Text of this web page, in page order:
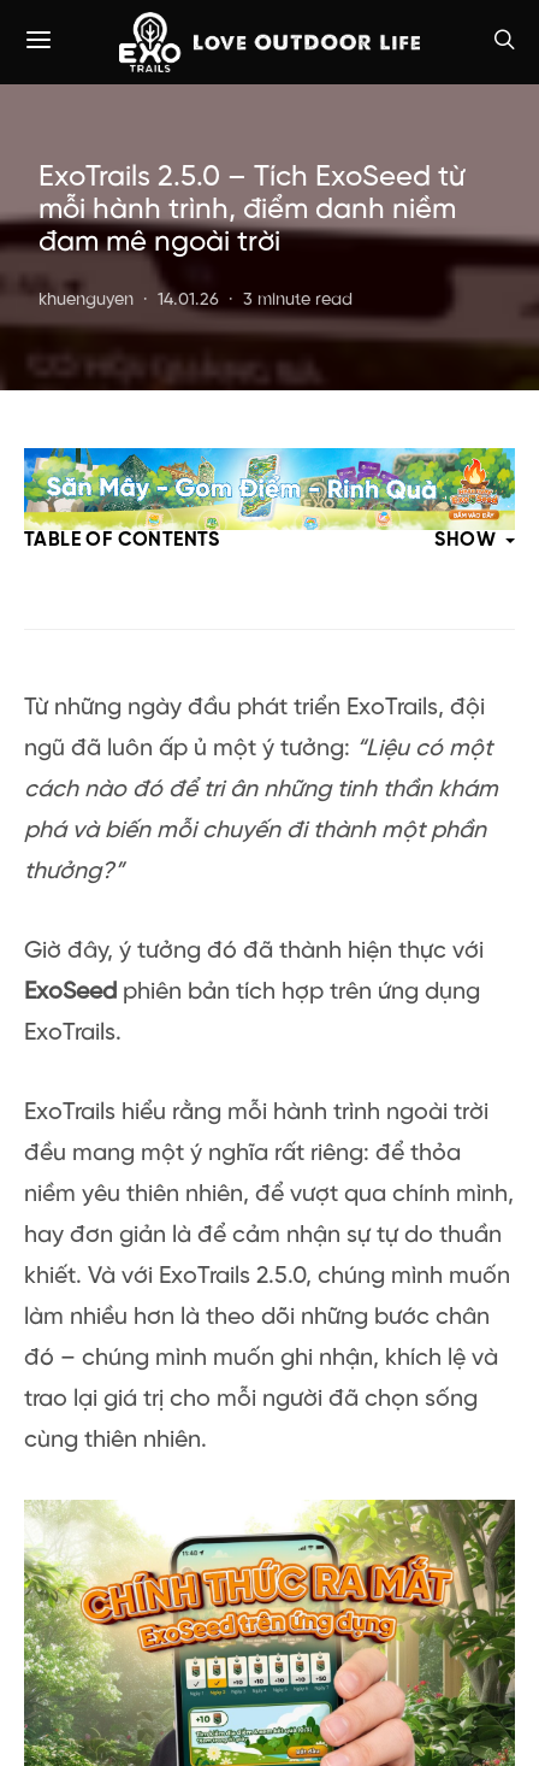
ExoTrails 2.5.0 – Tích ExoSeed từ
mỗi hành trình, điểm danh niềm
đam mê ngoài trời
khuenguyen 14.01.26 3 minute read
TABLE OF CONTENTS SHOW
Từ những ngày đầu phát triển ExoTrails, đội
ngũ đã luôn ấp ủ một ý tưởng: “Liệu có một
cách nào đó để tri ân những tinh thần khám
phá và biến mỗi chuyến đi thành một phần
thưởng?”
Giờ đây, ý tưởng đó đã thành hiện thực với
ExoSeed phiên bản tích hợp trên ứng dụng
ExoTrails.
ExoTrails hiểu rằng mỗi hành trình ngoài trời
đều mang một ý nghĩa rất riêng: để thỏa
niềm yêu thiên nhiên, để vượt qua chính mình,
hay đơn giản là để cảm nhận sự tự do thuần
khiết. Và với ExoTrails 2.5.0, chúng mình muốn
làm nhiều hơn là theo dõi những bước chân
đó – chúng mình muốn ghi nhận, khích lệ và
trao lại giá trị cho mỗi người đã chọn sống
cùng thiên nhiên.